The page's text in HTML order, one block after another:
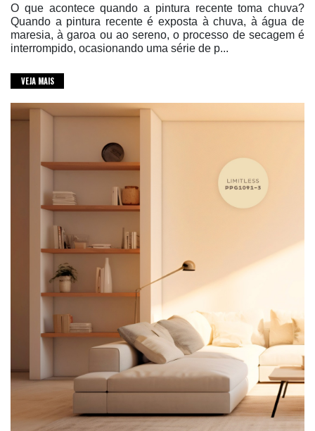
O que acontece quando a pintura recente toma chuva?
Quando a pintura recente é exposta à chuva, à água de
maresia, à garoa ou ao sereno, o processo de secagem é
interrompido, ocasionando uma série de p...
VEJA MAIS